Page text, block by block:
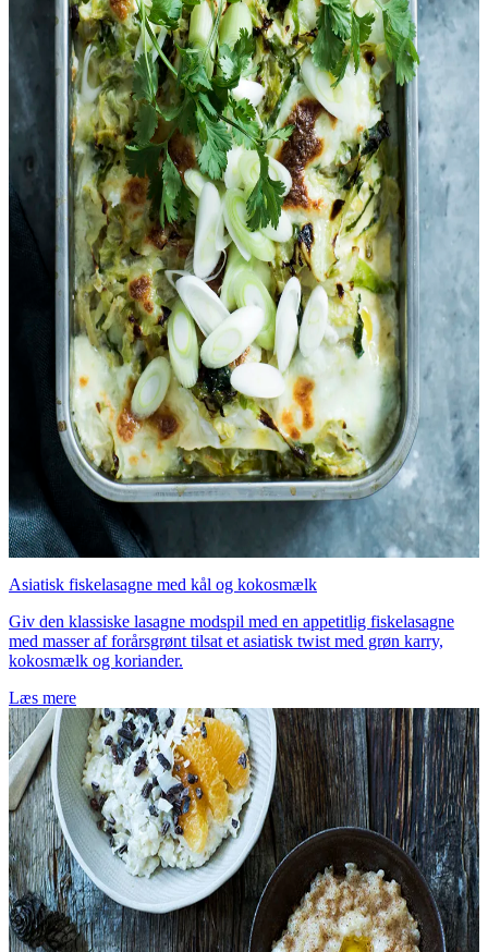
Asiatisk fiskelasagne med kål og kokosmælk
Giv den klassiske lasagne modspil med en appetitlig fiskelasagne
med masser af forårsgrønt tilsat et asiatisk twist med grøn karry,
kokosmælk og koriander.
Læs mere